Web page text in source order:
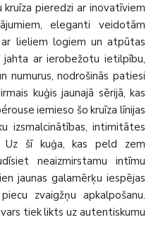
pieredzi ar inovatīviem
eleganti veidotām
lieliem logiem un atpūtas
jahta ar ierobežotu ietilpību,
numurus, nodrošinās patiesi
kuģis jaunajā sērijā, kas
iemieso šo kruīza līnijas
izsmalcinātības, intimitātes
Uz šī kuģa, kas peld zem
neaizmirstamu intīmu
jaunas galamērķu iespējas
zvaigžņu apkalpošanu.
tiek likts uz autentiskumu